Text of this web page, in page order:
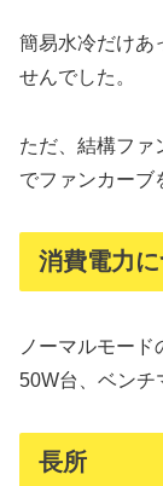
簡易水冷だけあ
せんでした。
ただ、結構ファ
でファンカーブ
消費電力
ノーマルモー
50W台、ベンチ
長所